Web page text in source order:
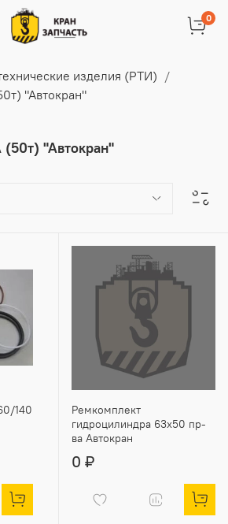
0
изделия (РТИ)
"Автокран"
"Автокран"
140
Ремкомплект
гидроцилиндра 63х50 пр-
ва Автокран
0 ₽